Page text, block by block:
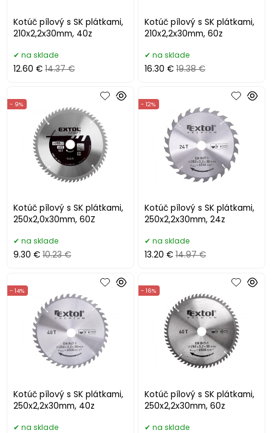
Kotúč pílový s SK plátkami,
210x2,2x30mm, 40z
na sklade
12.60 € 14.37 €
Kotúč pílový s SK plátkami,
210x2,2x30mm, 60z
na sklade
16.30 € 19.38 €
Kotúč pílový s SK plátkami,
250x2,0x30mm, 60Z
- 9%
na sklade
9.30 € 10.23 €
Kotúč pílový s SK plátkami,
250x2,2x30mm, 24z
- 12%
na sklade
13.20 € 14.97 €
Kotúč pílový s SK plátkami,
250x2,2x30mm, 40z
- 14%
na sklade
Kotúč pílový s SK plátkami,
250x2,2x30mm, 60z
- 16%
na sklade